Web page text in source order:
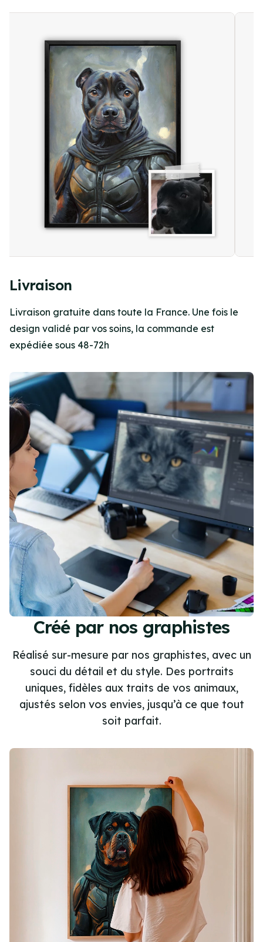
4
of
4
Livraison
Livraison gratuite dans toute la France. Une fois le
design validé par vos soins, la commande est
expédiée sous 48-72h
Créé par nos graphistes
Réalisé sur-mesure par nos graphistes, avec un
souci du détail et du style. Des portraits
uniques, fidèles aux traits de vos animaux,
ajustés selon vos envies, jusqu’à ce que tout
soit parfait.